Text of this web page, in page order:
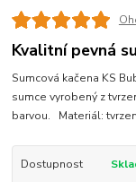
Kvalitní pevná
Sumcová kačena KS
sumce vyrobený z
barvou. Materiál:
Dostupnost